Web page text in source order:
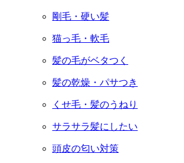
剛毛・硬い髪
猫っ毛・軟毛
髪の毛がベタつく
髪の乾燥・パサつき
くせ毛・髪のうねり
サラサラ髪にしたい
頭皮の匂い対策